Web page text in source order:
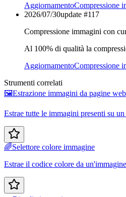
AggiornamentoCompressione
2026/07/30update #117
Compressione immagini con
Al 100% di qualità la
AggiornamentoCompressione
Strumenti correlati
🖼️Estrazione immagini da pagine web
Estrae tutte le immagini presenti su
🌈Selettore colore immagine
Estrae il codice colore da